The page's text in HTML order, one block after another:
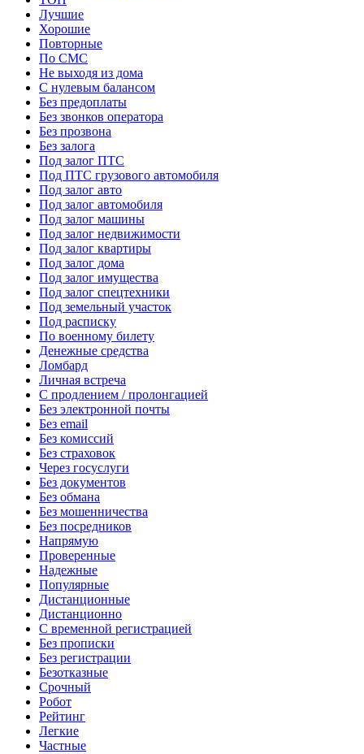
Лучшие
Хорошие
Повторные
По СМС
Не выходя из дома
С нулевым балансом
Без предоплаты
Без звонков оператора
Без прозвона
Без залога
Под залог ПТС
Под ПТС грузового автомобиля
Под залог авто
Под залог автомобиля
Под залог машины
Под залог недвижимости
Под залог квартиры
Под залог дома
Под залог имущества
Под залог спецтехники
Под земельный участок
Под расписку
По военному билету
Денежные средства
Ломбард
Личная встреча
С продлением / пролонгацией
Без электронной почты
Без email
Без комиссий
Без страховок
Через госуслуги
Без документов
Без обмана
Без мошенничества
Без посредников
Напрямую
Проверенные
Надежные
Популярные
Дистанционные
Дистанционно
С временной регистрацией
Без прописки
Без регистрации
Безотказные
Срочный
Робот
Рейтинг
Легкие
Частные